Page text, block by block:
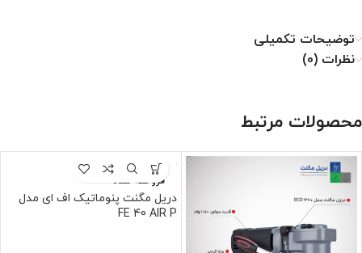
توضیحات تکمیلی
نظرات (0)
محصولات مرتبط
فروخته شده
دریل مگنت پنوماتیک اف ای مدل
FE 40 AIR P